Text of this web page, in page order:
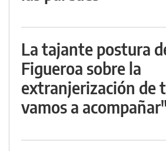
La tajante postura
Figueroa sobre la
extranjerización de
vamos a acompañar"